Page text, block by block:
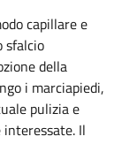
capillare e
sfalcio
della
i marciapiedi,
pulizia e
Il